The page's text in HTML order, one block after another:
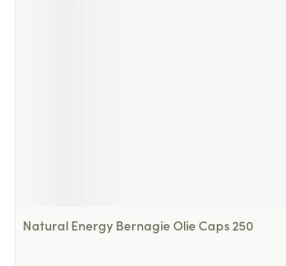
Natural Energy Bernagie Olie Caps 250